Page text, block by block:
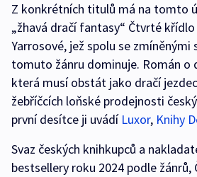
Z konkrétních titulů má na tomto
„žhavá dračí fantasy“ Čtvrté
Yarrosové, jež spolu se
tomuto žánru dominuje. Román o
která musí obstát jako dračí
žebříčcích loňské prodejnosti
první desítce ji uvádí Luxor, Knihy
Svaz českých knihkupců a
bestsellery roku 2024 podle